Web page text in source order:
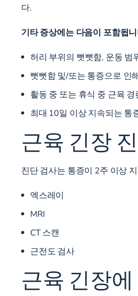
다.
기타 증상에는 다음이 포함됩
허리 부위의 뻣뻣함, 운동 범
뻣뻣함 및/또는 통증으로 인
활동 중 또는 휴식 중 근육 경
최대 10일 이상 지속되는 통
근육 긴장
진단 검사는 통증이 2주 이상
엑스레이
MRI
CT 스캔
근전도 검사
근육 긴장